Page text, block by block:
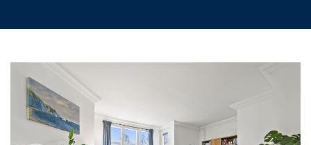
Commercial Listings
Open house
Baerz & Co
Purchased